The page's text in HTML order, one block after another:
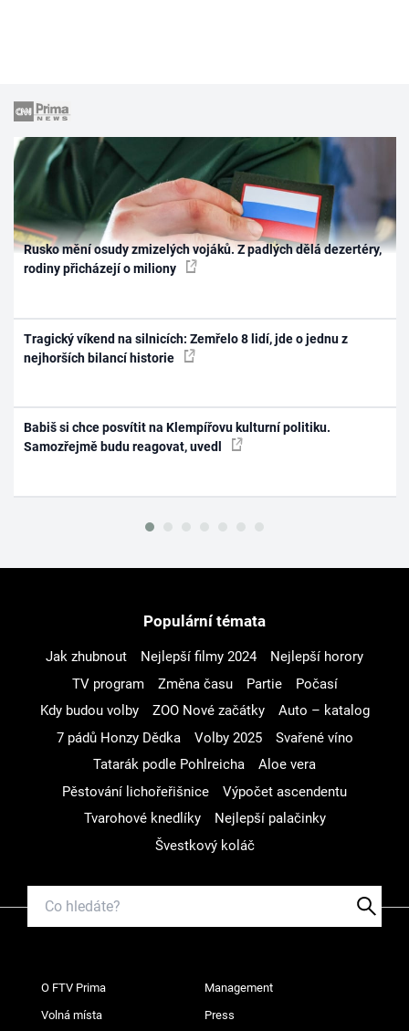
Rusko mění osudy zmizelých vojáků. Z padlých dělá dezertéry,
rodiny přicházejí o miliony
Tragický víkend na silnicích: Zemřelo 8 lidí, jde o jednu z
nejhorších bilancí historie
Babiš si chce posvítit na Klempířovu kulturní politiku.
Samozřejmě budu reagovat, uvedl
Populární témata
Jak zhubnout Nejlepší filmy 2024
Nejlepší horory
TV program
Změna času Partie
Počasí
Kdy budou volby
ZOO Nové začátky
Auto – katalog
7 pádů Honzy Dědka
Volby 2025
Svařené víno
Tatarák podle Pohlreicha
Aloe vera
Pěstování lichořeřišnice
Výpočet ascendentu
Tvarohové knedlíky
Nejlepší palačinky
Švestkový koláč
O FTV Prima Management
Volná místa Press